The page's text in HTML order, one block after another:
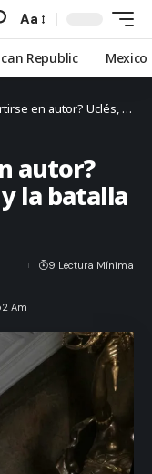
Aa
Republic Mexico
Pérez-Reverte y la batalla por la firma pública
autor?
la batalla
Am
9 Lectura Mínima